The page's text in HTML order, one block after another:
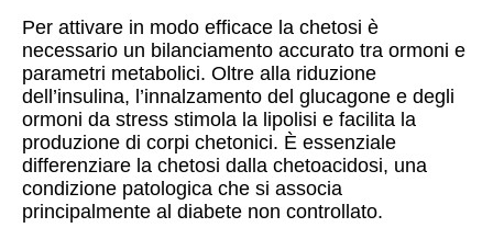
Per attivare in modo efficace la chetosi è
necessario un bilanciamento accurato tra ormoni e
parametri metabolici. Oltre alla riduzione
dell’insulina, l’innalzamento del glucagone e degli
ormoni da stress stimola la lipolisi e facilita la
produzione di corpi chetonici. È essenziale
differenziare la chetosi dalla chetoacidosi, una
condizione patologica che si associa
principalmente al diabete non controllato.